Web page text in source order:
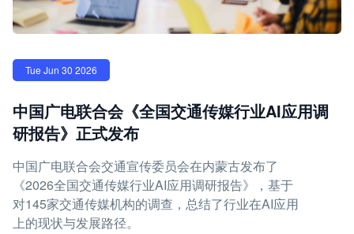
Tue Jun 30 2026
中国广电联合会《全国交通传媒行业AI应用调
研报告》正式发布
中国广电联合会交通宣传委员会在内蒙古发布了
《2026全国交通传媒行业AI应用调研报告》，基于
对145家交通传媒机构的调查，总结了行业在AI应用
上的现状与发展路径。